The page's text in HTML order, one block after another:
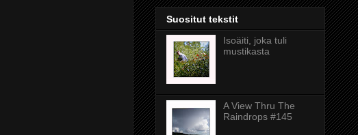
Suositut tekstit
Isoäiti, joka tuli
mustikasta
A View Thru The
Raindrops #145